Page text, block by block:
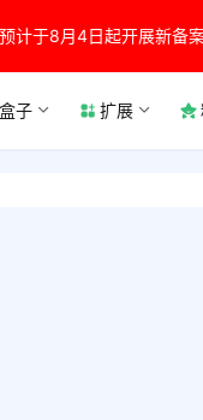
计于8月4日起开展新备
盒子 扩展